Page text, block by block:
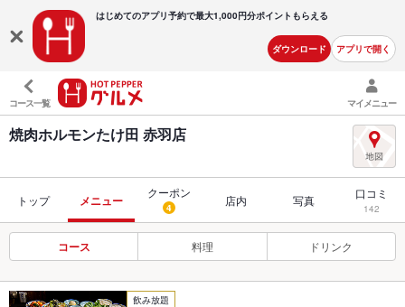
はじめてのアプリ予約で最大1,000円分ポイントもらえる
ダウンロード アプリで開く
コース一覧 マイメニュー
焼肉ホルモンたけ田 赤羽店
トップ メニュー
クーポン
4 店内 写真 口コミ
142
コース 料理 ドリンク
飲み放題